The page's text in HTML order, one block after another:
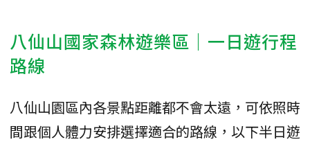
八仙山國家森林遊樂區｜一日遊行程
路線
八仙山園區內各景點距離都不會太遠，可依照時
間跟個人體力安排選擇適合的路線，以下半日遊